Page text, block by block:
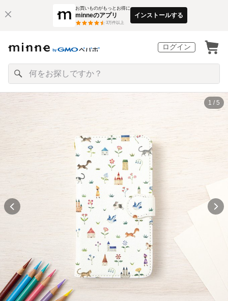
お買いものがもっとお得に
minneのアプリ
3万件以上
インストールする
ログイン
1 / 5